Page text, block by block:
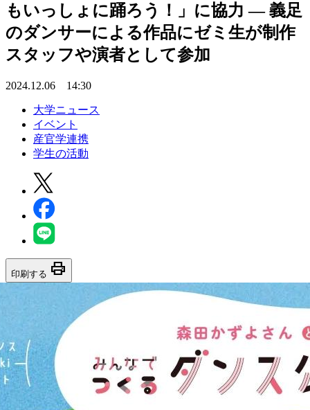
もいっしょに踊ろう！」に協力 ― 義足
のダンサーによる作品にゼミ生が制作
スタッフや演者として参加
2024.12.06 14:30
大学ニュース
イベント
産官学連携
学生の活動
印刷する print